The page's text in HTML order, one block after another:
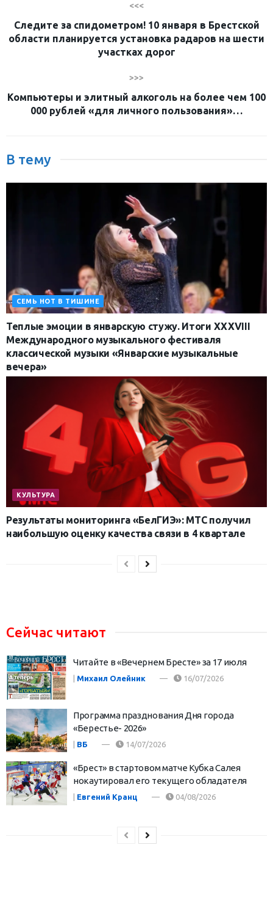
<<<
Следите за спидометром! 10 января в Брестской
области планируется установка радаров на шести
участках дорог
>>>
Компьютеры и элитный алкоголь на более чем 100
000 рублей «для личного пользования»…
В тему
СЕМЬ НОТ В ТИШИНЕ
Теплые эмоции в январскую стужу. Итоги XXXVIII
Международного музыкального фестиваля
классической музыки «Январские музыкальные
вечера»
КУЛЬТУРА
Результаты мониторинга «БелГИЭ»: МТС получил
наибольшую оценку качества связи в 4 квартале
Сейчас читают
Читайте в «Вечернем Бресте» за 17 июля
Михаил Олейник 16/07/2026
Программа празднования Дня города
«Берестье- 2026»
| ВБ 14/07/2026
«Брест» в стартовом матче Кубка Салея
нокаутировал его текущего обладателя
Евгений Кранц 04/08/2026